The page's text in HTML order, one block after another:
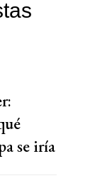
se iría